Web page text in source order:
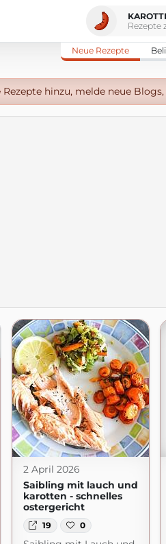
Rezepte
Neue Rezepte
hinzu, melde neue
2 April 2026
Saibling mit lauch und
karotten - schnelles
ostergericht
19 0